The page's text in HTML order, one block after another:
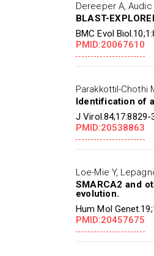
Dereeper A, Audic
BLAST-
BMC Evol
PMID:20067610
Parakkottil-Chothi
Identification of
J Virol.84;17:8829-
PMID:20538863
Loe-Mie Y,
SMARCA2 and
evolution.
Hum Mol
PMID:20457675